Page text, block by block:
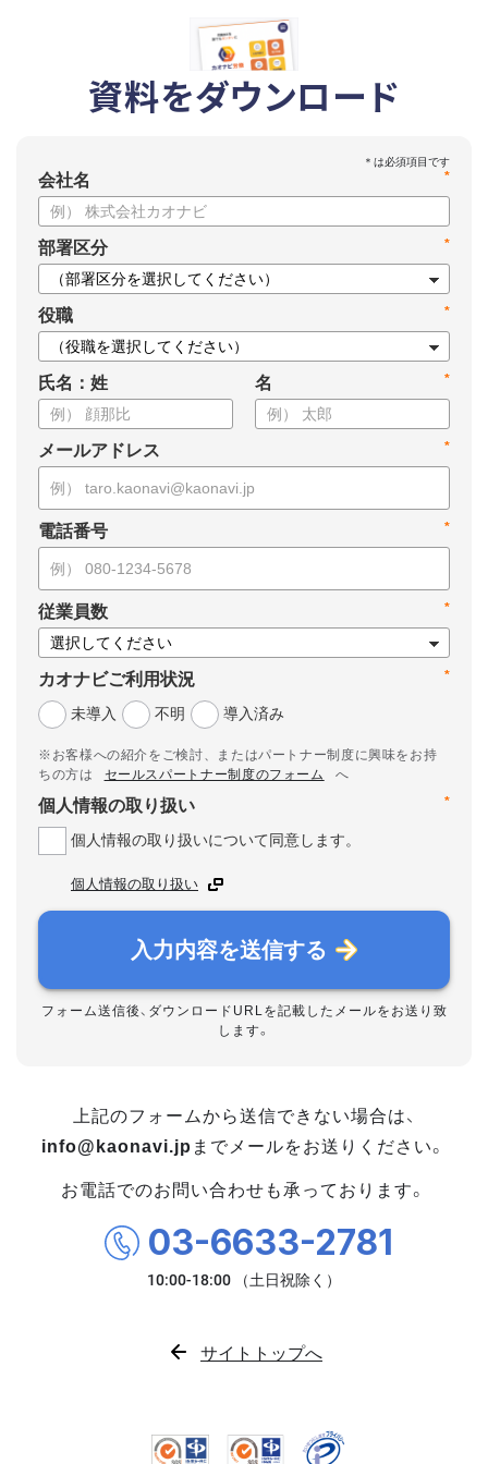
資料をダウンロード
*
会社名
*
部署区分
*
役職
氏名：姓 *
名
*
メールアドレス
*
電話番号
*
従業員数
*
カオナビご利用状況
未導入
不明 導入済み
※お客様への紹介をご検討、またはパートナー制度に興味をお持
ちの方は
セールスパートナー制度のフォーム
へ
*
個人情報の取り扱い
個人情報の取り扱いについて同意します。
個人情報の取り扱い
入力内容を送信する
フォーム送信後、ダウンロードURLを記載したメールをお送り致
します。
上記のフォームから送信できない場合は、
info@kaonavi.jp までメールをお送りください。
お電話でのお問い合わせも承っております。
03-6633-2781
サイトトップへ